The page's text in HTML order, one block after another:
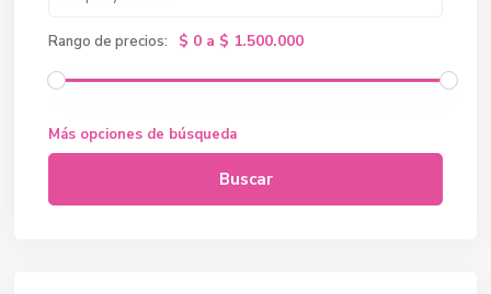
Rango de precios: $ 0 a $ 1.500.000
Más opciones de búsqueda
Buscar